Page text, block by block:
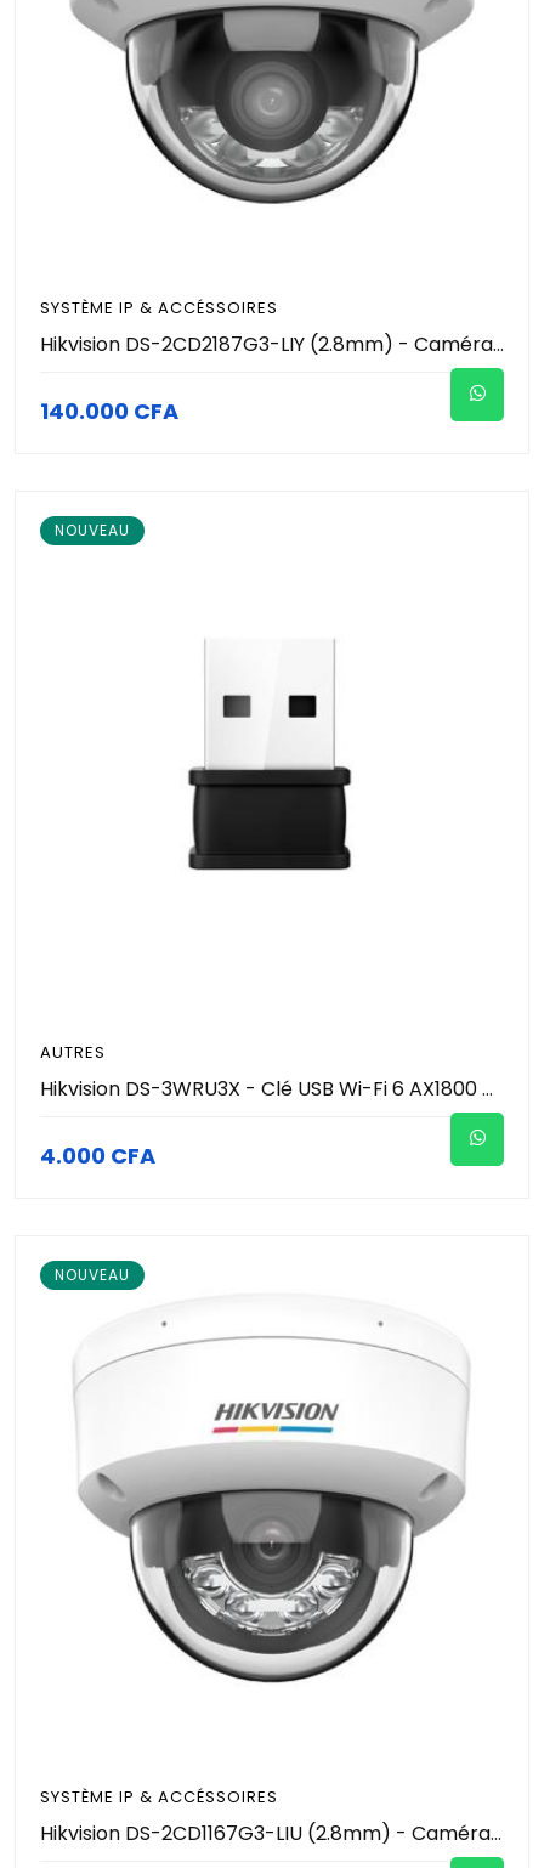
SYSTÈME IP & ACCÉSSOIRES
Hikvision DS-2CD2187G3-LIY (2.8mm) - Caméra IP Dôme 4K 8MP ColorVu & Smart Hybrid Light 30m - Traitement Anti-Corrosion - AcuSense IA - Micro Intégré - MicroSD 512Go - PoE IP67 IK10 - Vidéosurveillance Pro
140.000 CFA
NOUVEAU
AUTRES
Hikvision DS-3WRU3X - Clé USB Wi-Fi 6 AX1800 Bi-Bande (1201 Mbps 5GHz + 574 Mbps 2.4GHz) - Interface USB 3.0 High-Speed - Sécurité WPA3 - Antenne Fort Gain - Adaptateur Sans Fil PC & PC Portable
4.000 CFA
NOUVEAU
SYSTÈME IP & ACCÉSSOIRES
Hikvision DS-2CD1167G3-LIU (2.8mm) - Caméra IP Dôme 6MP ColorVu & Smart Hybrid Light 30m - Microphone Intégré - Port MicroSD 512Go - PoE IP67 Anti-Vandale IK08 - Vidéosurveillance Pro